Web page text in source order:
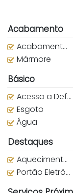
Acabamento
Acabamento em Gesso
Mármore
Básico
Acesso a Deficientes
Esgoto
Água
Destaques
Aquecimento Central
Portão Eletrônico